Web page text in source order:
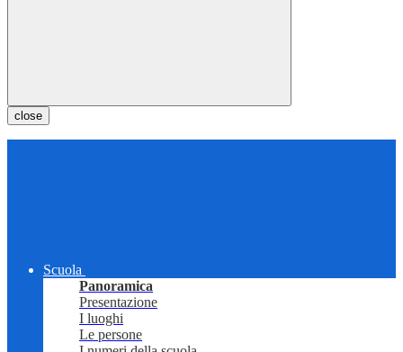
close
Scuola
Panoramica
Presentazione
I luoghi
Le persone